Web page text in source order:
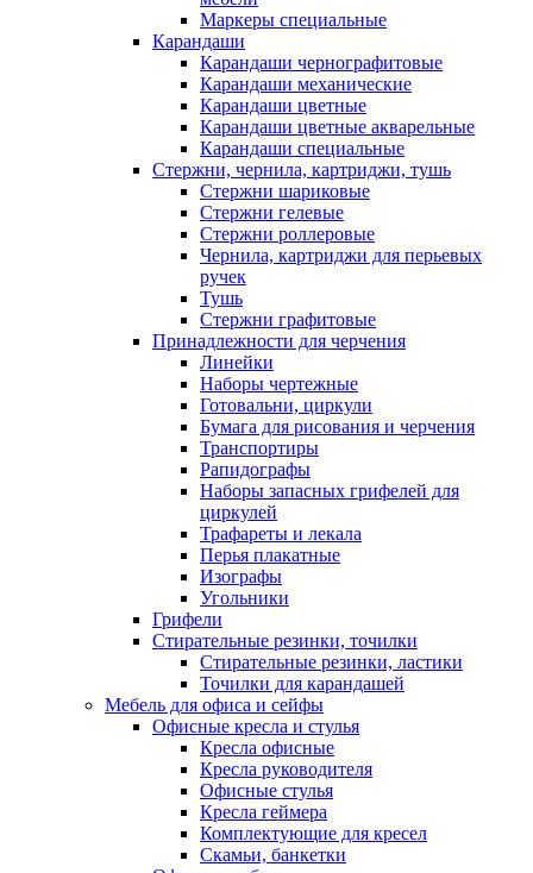
Маркеры специальные
Карандаши
Карандаши чернографитовые
Карандаши механические
Карандаши цветные
Карандаши цветные акварельные
Карандаши специальные
Стержни, чернила, картриджи, тушь
Стержни шариковые
Стержни гелевые
Стержни роллеровые
Чернила, картриджи для перьевых
ручек
Тушь
Стержни графитовые
Принадлежности для черчения
Линейки
Наборы чертежные
Готовальни, циркули
Бумага для рисования и черчения
Транспортиры
Рапидографы
Наборы запасных грифелей для
циркулей
Трафареты и лекала
Перья плакатные
Изографы
Угольники
Грифели
Стирательные резинки, точилки
Стирательные резинки, ластики
Точилки для карандашей
Мебель для офиса и сейфы
Офисные кресла и стулья
Кресла офисные
Кресла руководителя
Офисные стулья
Кресла геймера
Комплектующие для кресел
Скамьи, банкетки